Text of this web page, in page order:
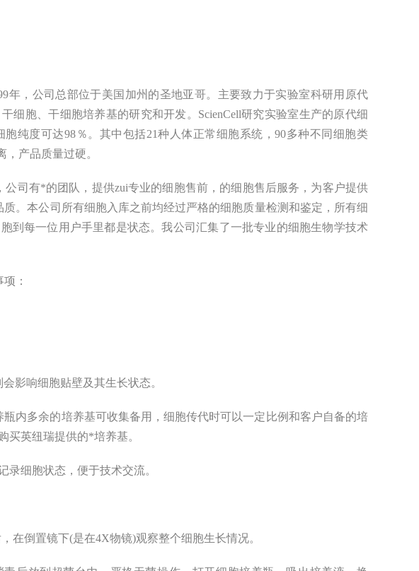
年，公司总部位于美国加州的圣地亚哥。主要致力于实验室科研用原代
细胞、干细胞培养基的研究和开发。ScienCell研究实验室生产的原代细
纯度可达98％。其中包括21种人体正常细胞系统，90多种不同细胞类
产品质量过硬。
公司有*的团队，提供zui专业的细胞售前，的细胞售后服务 ，为客户提供
质。本公司所有细胞入库之前均经过严格的细胞质量检测和鉴定，所有细
到每一位用户手里都是状态。我公司汇集了一批专业的细胞生物学技术
：
影响细胞贴壁及其生长状态。
内多余的培养基可收集备用，细胞传代时可以一定比例和客户自备的培
买英纽瑞提供的*培养基。
录细胞状态，便于技术交流。
在倒置镜下(是在4X物镜)观察整个细胞生长情况。